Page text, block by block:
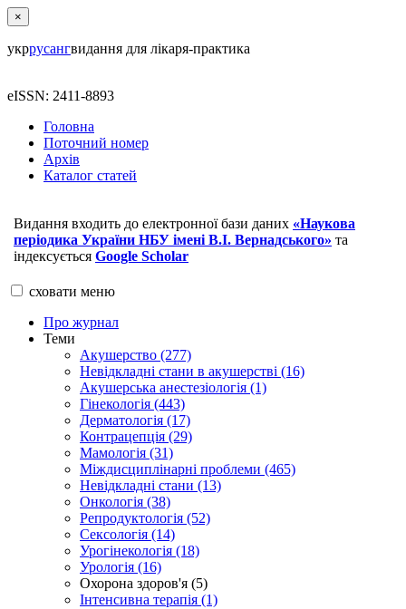
×
укррусангвидання для лікаря-практика
eISSN: 2411-8893
Головна
Поточний номер
Архів
Каталог статей
Видання входить до електронної бази даних «Наукова
періодика України НБУ імені В.І. Вернадського» та
індексується Google Scholar
сховати меню
Про журнал
Теми
Акушерство (277)
Невідкладні стани в акушерстві (16)
Акушерська анестезіологія (1)
Гінекологія (443)
Дерматологія (17)
Контрацепція (29)
Мамологія (31)
Міждисциплінарні проблеми (465)
Невідкладні стани (13)
Онкологія (38)
Репродуктологія (52)
Сексологія (14)
Урогінекологія (18)
Урологія (16)
Охорона здоров'я (5)
Інтенсивна терапія (1)